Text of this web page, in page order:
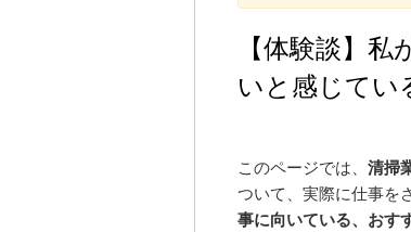
【体験談】
いと感じてい
このページでは、 清掃
ついて、実際に仕事を
事に向いている、おす